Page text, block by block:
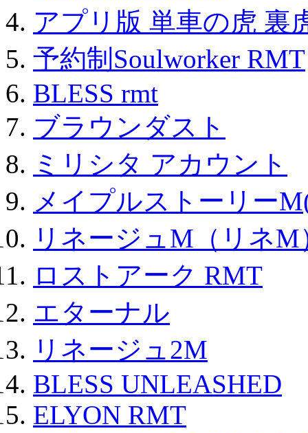
アプリ版 単車の虎 裏
予約制Soulworker RMT
BLESS rmt
ブラウンダスト
ミリシタ アカウント
メイプルストーリー
リネージュM（リネM
ロストアーク RMT
エターナル
リネージュ2M
BLESS UNLEASHED
ELYON RMT